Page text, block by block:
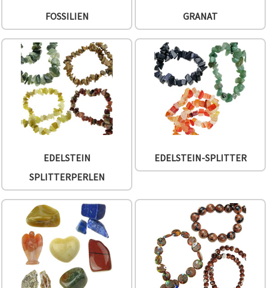
FOSSILIEN GRANAT
EDELSTEIN
SPLITTERPERLEN
EDELSTEIN-SPLITTER